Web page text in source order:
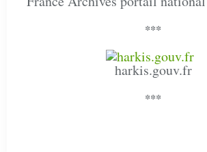
***
harkis.gouv.fr
***